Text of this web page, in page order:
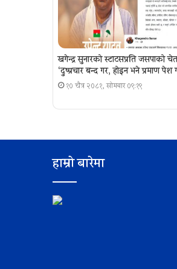
खगेन्द्र सुनारको स्टाटसप्रति जसपाको
‘दुष्प्रचार बन्द गर, होइन भने प्रमाण पेश
१० चैत्र २०८१, सोमबार ०९:१९
हाम्रो बारेमा